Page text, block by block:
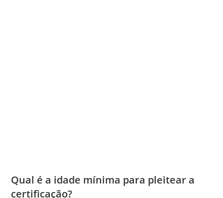
Qual é a idade mínima para pleitear a
certificação?